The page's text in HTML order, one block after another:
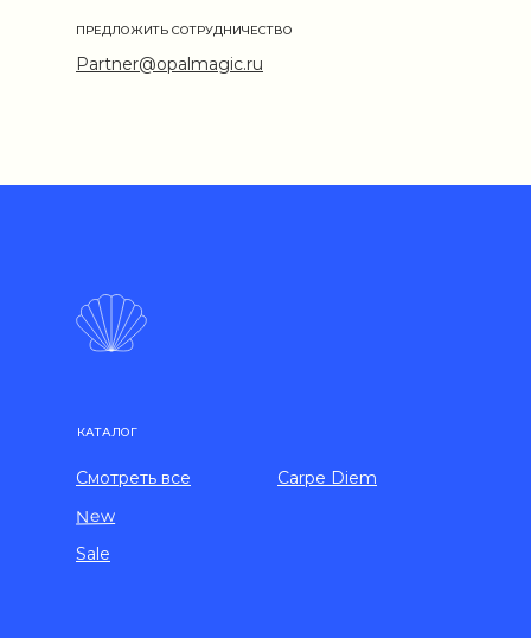
Partner@opalmagic.ru
ПРЕДЛОЖИТЬ СОТРУДНИЧЕСТВО
КАТАЛОГ
Carpe Diem
Смотреть все
New
Sale